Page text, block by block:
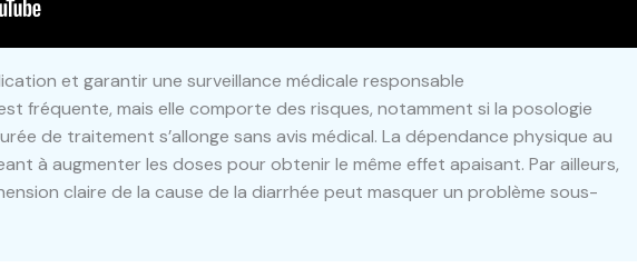
et garantir une surveillance médicale responsable
fréquente, mais elle comporte des risques, notamment si la posologie
de traitement s’allonge sans avis médical. La dépendance physique au
à augmenter les doses pour obtenir le même effet apaisant. Par ailleurs,
claire de la cause de la diarrhée peut masquer un problème sous-